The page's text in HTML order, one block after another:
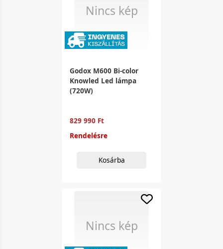
Nincs kép
Godox M600 Bi-color
Knowled Led lámpa
(720W)
829 990 Ft
Rendelésre
Kosárba
Nincs kép